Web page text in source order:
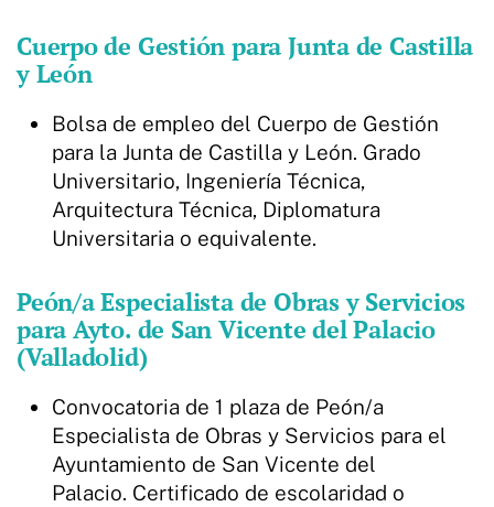
Cuerpo de Gestión para Junta de Castilla
y León
Bolsa de empleo del Cuerpo de Gestión
para la Junta de Castilla y León. Grado
Universitario, Ingeniería Técnica,
Arquitectura Técnica, Diplomatura
Universitaria o equivalente.
Peón/a Especialista de Obras y Servicios
para Ayto. de San Vicente del Palacio
(Valladolid)
Convocatoria de 1 plaza de Peón/a
Especialista de Obras y Servicios para el
Ayuntamiento de San Vicente del
Palacio. Certificado de escolaridad o